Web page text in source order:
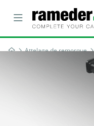
Attelage de remorque